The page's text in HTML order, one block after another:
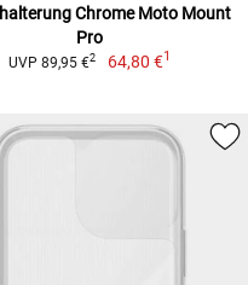
Chrome Moto Mount
Pro
UVP 89,95 €2 64,80 €1